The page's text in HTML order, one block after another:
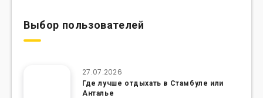
Выбор пользователей
27.07.2026
Где лучше отдыхать в Стамбуле или
Анталье